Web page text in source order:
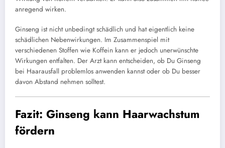
anregend wirken.
Ginseng ist nicht unbedingt schädlich und hat eigentlich keine
schädlichen Nebenwirkungen. Im Zusammenspiel mit
verschiedenen Stoffen wie Koffein kann er jedoch unerwünschte
Wirkungen entfalten. Der Arzt kann entscheiden, ob Du Ginseng
bei Haarausfall problemlos anwenden kannst oder ob Du besser
davon Abstand nehmen solltest.
Fazit: Ginseng kann Haarwachstum
fördern